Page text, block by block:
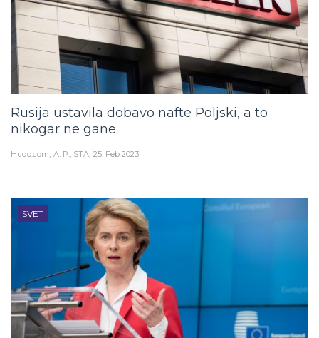
Rusija ustavila dobavo nafte Poljski, a to
nikogar ne gane
Hudo.com A. P., STA 25. Feb 2023
SVET